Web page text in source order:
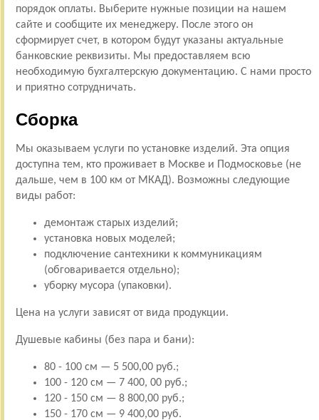
порядок оплаты. Выберите нужные позиции на нашем
сайте и сообщите их менеджеру. После этого он
сформирует счет, в котором будут указаны актуальные
банковские реквизиты. Мы предоставляем всю
необходимую бухгалтерскую документацию. С нами просто
и приятно сотрудничать.
Сборка
Мы оказываем услуги по установке изделий. Эта опция
доступна тем, кто проживает в Москве и Подмосковье (не
дальше, чем в 100 км от МКАД). Возможны следующие
виды работ:
демонтаж старых изделий;
установка новых моделей;
подключение сантехники к коммуникациям
(обговаривается отдельно);
уборку мусора (упаковки).
Цена на услуги зависят от вида продукции.
Душевые кабины (без пара и бани):
80 - 100 см — 5 500,00 руб.;
100 - 120 см — 7 400, 00 руб.;
120 - 150 см — 8 800,00 руб.;
150 - 170 см — 9 400,00 руб.